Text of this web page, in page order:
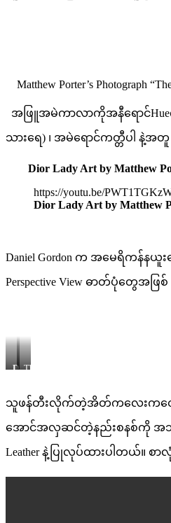
Matthew Porter’s Photograph
အဖြူအမဲကာလာကိုအနီရောင်Hue
သားရေ) ၊ အမဲရောင်ကတ္တီပါ နဲ့
Dior Lady Art by Matthew
https://youtu.be/
Dior Lady Art by Matthew
Daniel Gordon က အမေရိကန်န
Perspective View ဓာတ်ပုံတွေအ
Daniel
Work
:
Crown
of
and
Clementines
The
motif
သူဖန်တီးလိုက်တဲ့အိတ်ကလေးကတော့
အောင်အလှဆင်တဲ့နည်းစနစ်ကို အသံပြုပြီ
Leather နဲ့ပြုလုပ်ထားပါတယ်။